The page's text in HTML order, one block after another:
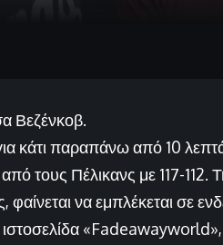
Βεζένκοβ.
κάτι παραπάνω από 10
τους Πέλικανς με 117-112.
να εμπλέκεται σε